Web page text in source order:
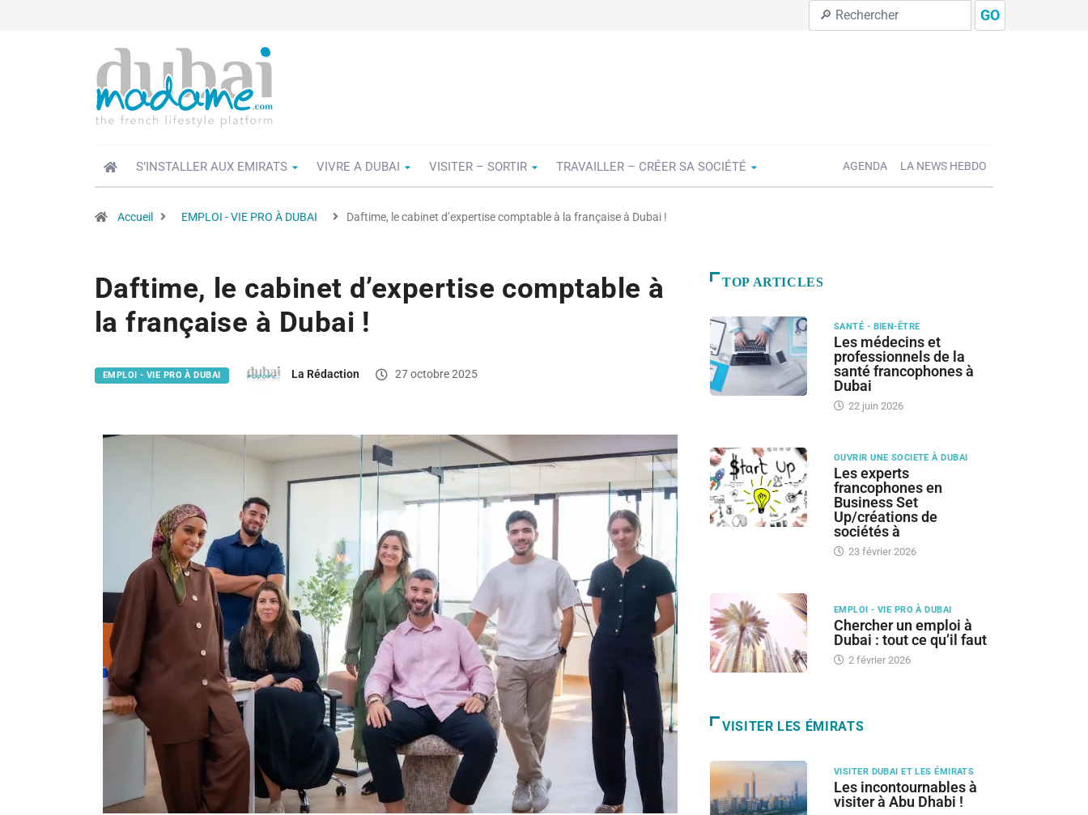
GO
S’INSTALLER AUX EMIRATS VIVRE A DUBAI VISITER – SORTIR TRAVAILLER – CRÉER SA SOCIÉTÉ AGENDA LA NEWS HEBDO
Accueil EMPLOI - VIE PRO À DUBAI Daftime, le cabinet d’expertise comptable à la française à Dubai !
Daftime, le cabinet d’expertise comptable à
la française à Dubai !
EMPLOI - VIE PRO À DUBAI La Rédaction 27 octobre 2025
TOP ARTICLES
SANTÉ - BIEN-ÊTRE
Les médecins et
professionnels de la
santé francophones à
Dubai
22 juin 2026
OUVRIR UNE SOCIETE À DUBAI
Les experts
francophones en
Business Set
Up/créations de
sociétés à
23 février 2026
EMPLOI - VIE PRO À DUBAI
Chercher un emploi à
Dubai : tout ce qu’il faut
2 février 2026
VISITER LES ÉMIRATS
VISITER DUBAI ET LES ÉMIRATS
Les incontournables à
visiter à Abu Dhabi !